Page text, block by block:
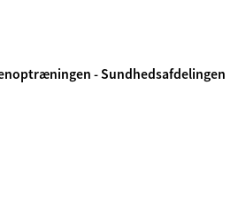
- Sundhedsafdelingen